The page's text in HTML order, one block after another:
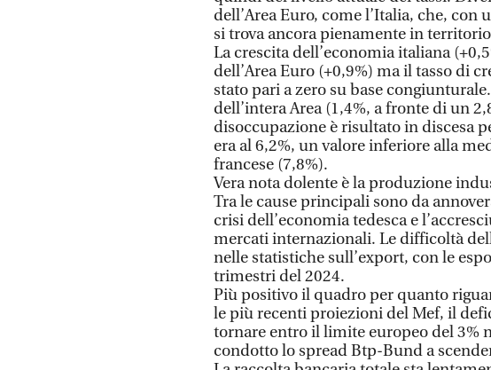
dell’Area Euro, come l’Italia, che, con
si trova ancora pienamente in
La crescita dell’economia italiana
dell’Area Euro (+0,9%) ma il tasso di
stato pari a zero su base
dell’intera Area (1,4%, a fronte di un
disoccupazione è risultato in discesa
era al 6,2%, un valore inferiore alla
francese (7,8%).
Vera nota dolente è la produzione
Tra le cause principali sono da
crisi dell’economia tedesca e
mercati internazionali. Le difficoltà
nelle statistiche sull’export, con le
trimestri del 2024.
Più positivo il quadro per quanto
le più recenti proiezioni del Mef, il
tornare entro il limite europeo del 3%
condotto lo spread Btp-Bund a